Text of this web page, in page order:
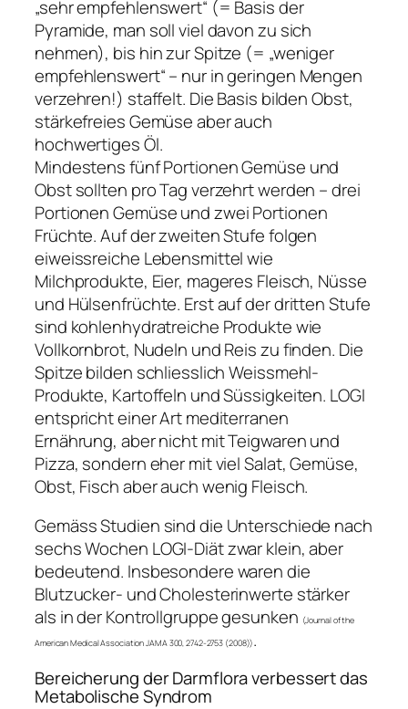
„sehr empfehlenswert“ (= Basis der
Pyramide, man soll viel davon zu sich
nehmen), bis hin zur Spitze (= „weniger
empfehlenswert“ – nur in geringen Mengen
verzehren!) staffelt. Die Basis bilden Obst,
stärkefreies Gemüse aber auch
hochwertiges Öl.
Mindestens fünf Portionen Gemüse und
Obst sollten pro Tag verzehrt werden – drei
Portionen Gemüse und zwei Portionen
Früchte. Auf der zweiten Stufe folgen
eiweissreiche Lebensmittel wie
Milchprodukte, Eier, mageres Fleisch, Nüsse
und Hülsenfrüchte. Erst auf der dritten Stufe
sind kohlenhydratreiche Produkte wie
Vollkornbrot, Nudeln und Reis zu finden. Die
Spitze bilden schliesslich Weissmehl-
Produkte, Kartoffeln und Süssigkeiten. LOGI
entspricht einer Art mediterranen
Ernährung, aber nicht mit Teigwaren und
Pizza, sondern eher mit viel Salat, Gemüse,
Obst, Fisch aber auch wenig Fleisch.
Gemäss Studien sind die Unterschiede nach
sechs Wochen LOGI-Diät zwar klein, aber
bedeutend. Insbesondere waren die
Blutzucker- und Cholesterinwerte stärker
als in der Kontrollgruppe gesunken (Journal of the
American Medical Association JAMA 300, 2742-2753 (2008)).
Bereicherung der Darmflora verbessert das
Metabolische Syndrom